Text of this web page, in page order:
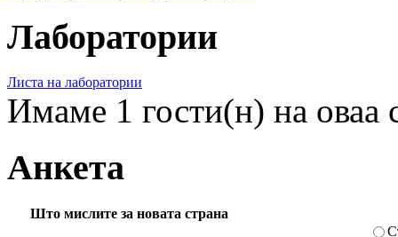
Лаборатории
Листа на лаборатории
Имаме 1 гости(н) на оваа
Анкета
Што мислите за новата страна